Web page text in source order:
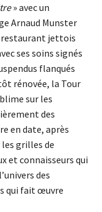
» avec un
Arnaud Munster
restaurant jettois
ses soins signés
flanqués
rénovée, la Tour
sur les
des
en date, après
grilles de
et connaisseurs qui
des
qui fait œuvre